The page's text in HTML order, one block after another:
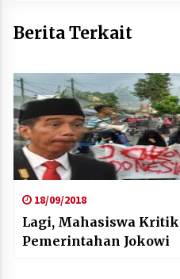
Berita Terkait
18/09/2018
Lagi, Mahasiswa
Pemerintahan Jokowi